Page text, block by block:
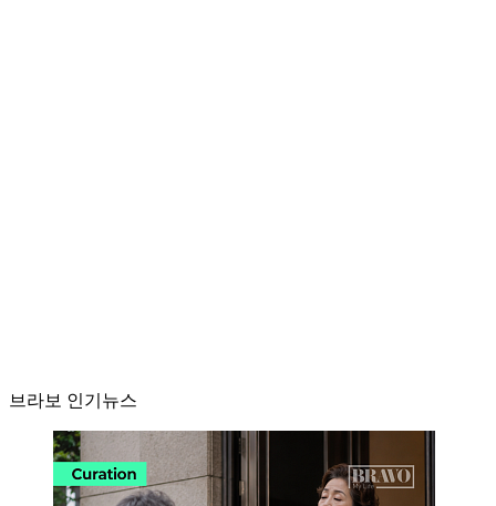
브라보 인기뉴스